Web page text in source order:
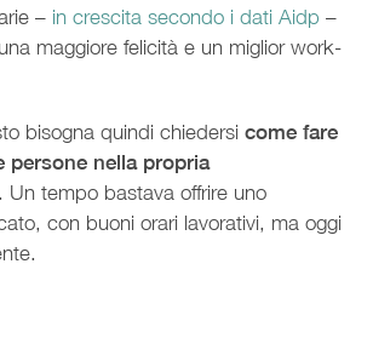
– in crescita secondo i dati Aidp –
maggiore felicità e un miglior work-
bisogna quindi chiedersi come fare
persone nella propria
. Un tempo bastava offrire uno
con buoni orari lavorativi, ma oggi